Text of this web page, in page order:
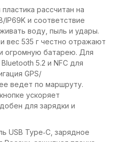
рассчитан на
IP69K и соответствие
воду, пыль и удары.
вес 535 г честно отражают
огромную батарею. Для
5.2 и NFC для
GPS/
ведет по маршруту.
ускоряет
для зарядки и
USB Type‑C, зарядное